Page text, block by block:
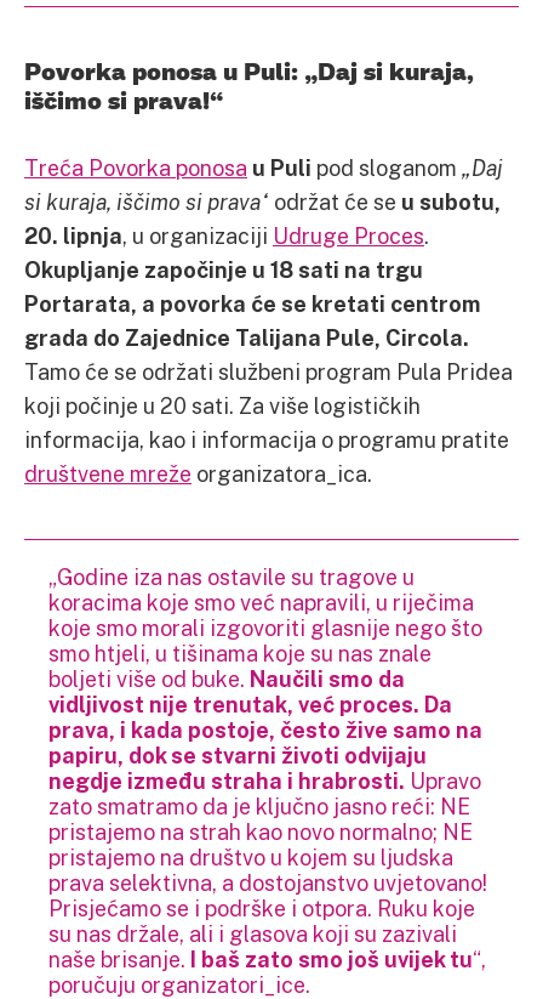
Povorka ponosa u Puli: „Daj si kuraja,
iščimo si prava!“
Treća Povorka ponosa u Puli pod sloganom „Daj
si kuraja, iščimo si prava“ održat će se u subotu,
20. lipnja, u organizaciji Udruge Proces.
Okupljanje započinje u 18 sati na trgu
Portarata, a povorka će se kretati centrom
grada do Zajednice Talijana Pule, Circola.
Tamo će se održati službeni program Pula Pridea
koji počinje u 20 sati. Za više logističkih
informacija, kao i informacija o programu pratite
društvene mreže organizatora_ica.
„Godine iza nas ostavile su tragove u
koracima koje smo već napravili, u riječima
koje smo morali izgovoriti glasnije nego što
smo htjeli, u tišinama koje su nas znale
boljeti više od buke. Naučili smo da
vidljivost nije trenutak, već proces. Da
prava, i kada postoje, često žive samo na
papiru, dok se stvarni životi odvijaju
negdje između straha i hrabrosti. Upravo
zato smatramo da je ključno jasno reći: NE
pristajemo na strah kao novo normalno; NE
pristajemo na društvo u kojem su ljudska
prava selektivna, a dostojanstvo uvjetovano!
Prisjećamo se i podrške i otpora. Ruku koje
su nas držale, ali i glasova koji su zazivali
naše brisanje. I baš zato smo još uvijek tu“,
poručuju organizatori_ice.